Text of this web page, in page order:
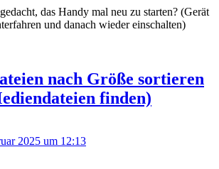
das Handy mal neu zu starten? (Gerät
und danach wieder einschalten)
nach Größe sortieren
finden)
2025 um 12:13